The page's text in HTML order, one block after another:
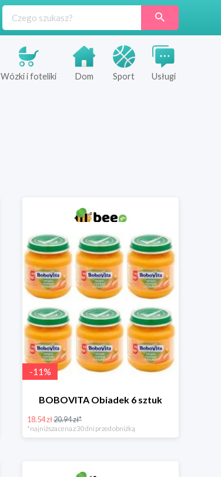
Wózki i foteliki Dom Sport Usługi
-11%
BOBOVITA Obiadek 6 sztuk
18.54 zł20.94 zł*
*najniższa cena z 30 dni przed obniżką